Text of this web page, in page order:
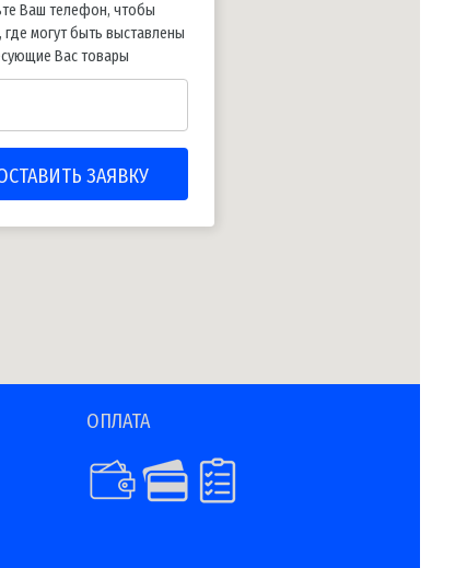
Ваш телефон, чтобы
где могут быть выставлены
Вас товары
ОПЛАТА